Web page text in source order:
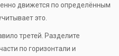
движется по определённым
это.
третей. Разделите
по горизонтали и